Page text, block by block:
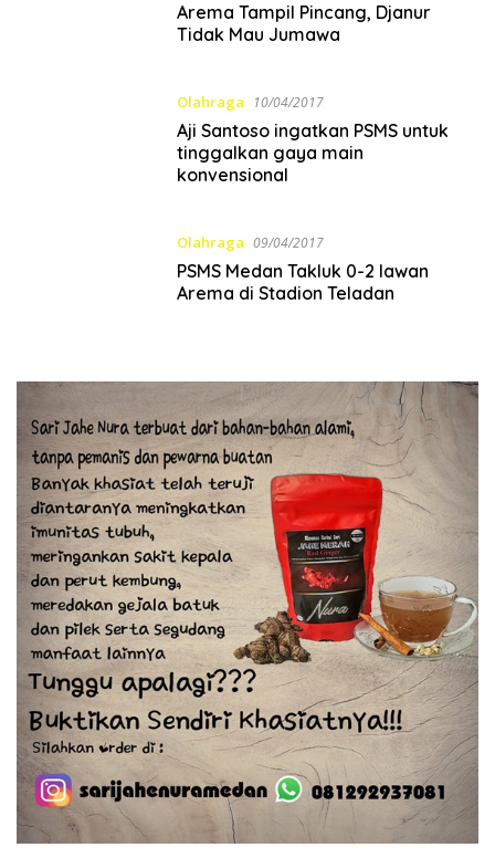
Arema Tampil Pincang, Djanur
Tidak Mau Jumawa
Olahraga 10/04/2017
Aji Santoso ingatkan PSMS untuk
tinggalkan gaya main
konvensional
Olahraga 09/04/2017
PSMS Medan Takluk 0-2 lawan
Arema di Stadion Teladan